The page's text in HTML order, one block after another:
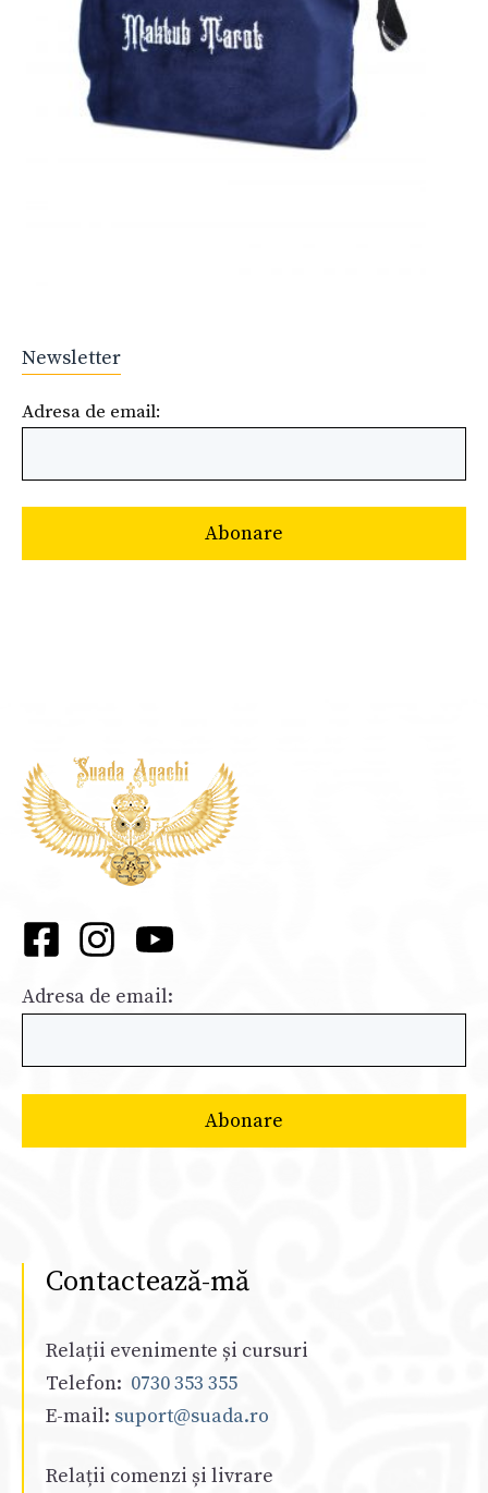
Newsletter
Adresa de email:
Adresa de email:
Contactează-mă
Relații evenimente și cursuri
Telefon: 0730 353 355
E-mail: suport@suada.ro
Relații comenzi și livrare